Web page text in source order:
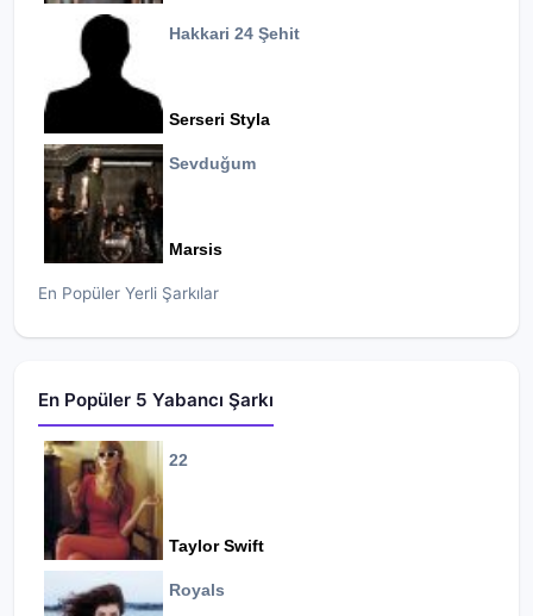
Hakkari 24 Şehit
Serseri Styla
Sevduğum
Marsis
En Popüler Yerli Şarkılar
En Popüler 5 Yabancı Şarkı
22
Taylor Swift
Royals